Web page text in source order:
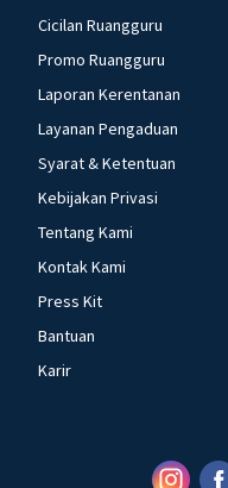
Cicilan Ruangguru
Promo Ruangguru
Laporan Kerentanan
Layanan Pengaduan
Syarat & Ketentuan
Kebijakan Privasi
Tentang Kami
Kontak Kami
Press Kit
Bantuan
Karir